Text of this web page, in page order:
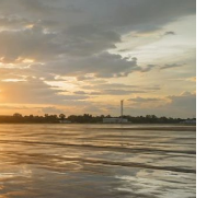
em um cenário de
Muitos leitores
excessivamente
apresentem
acontecimentos globais.
para portais digitais
analítica.